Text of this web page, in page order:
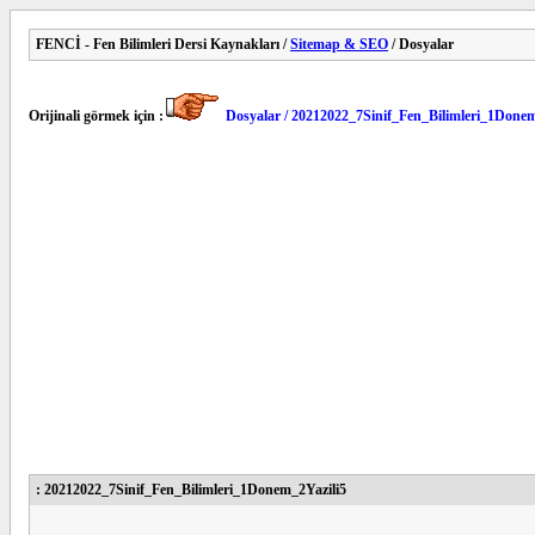
FENCİ - Fen Bilimleri Dersi Kaynakları /Sitemap & SEO / Dosyalar
Orijinali görmek için : Dosyalar /
: 20212022_7Sinif_Fen_Bilimleri_1Donem_2Yazili5